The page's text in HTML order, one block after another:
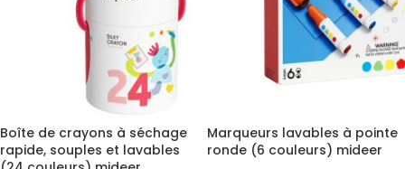
Boîte de crayons à séchage
rapide, souples et lavables
Marqueurs lavables à pointe
ronde (6 couleurs) mideer